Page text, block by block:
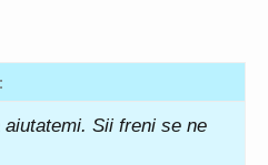
Sii freni se ne